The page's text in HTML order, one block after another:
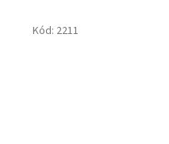
Kód: 2211